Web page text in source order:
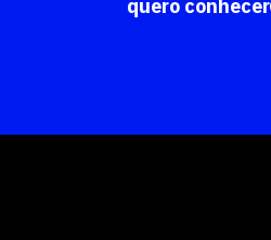
quero conhecer